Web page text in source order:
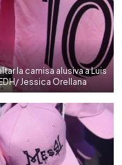
la camisa alusiva a Luis
Jessica Orellana